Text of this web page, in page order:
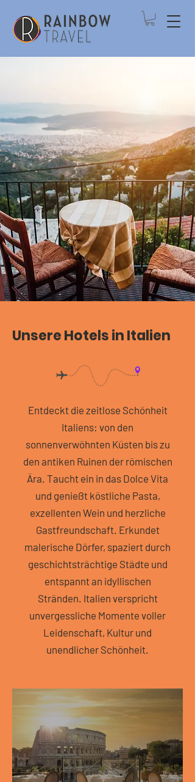
Unsere Hotels in Italien
Entdeckt die zeitlose Schönheit
Italiens: von den
sonnenverwöhnten Küsten bis zu
den antiken Ruinen der römischen
Ära. Taucht ein in das Dolce Vita
und genießt köstliche Pasta,
exzellenten Wein und herzliche
Gastfreundschaft. Erkundet
malerische Dörfer, spaziert durch
geschichtsträchtige Städte und
entspannt an idyllischen
Stränden. Italien verspricht
unvergessliche Momente voller
Leidenschaft, Kultur und
unendlicher Schönheit.